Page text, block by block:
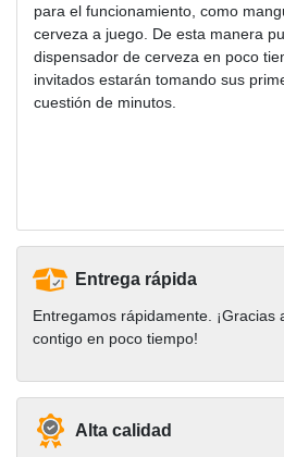
para el funcionamiento, como
cerveza a juego. De esta manera
dispensador de cerveza en poco
invitados estarán tomando sus
cuestión de minutos.
Entrega rápida
Entregamos rápidamente. ¡Gracias
contigo en poco tiempo!
Alta calidad